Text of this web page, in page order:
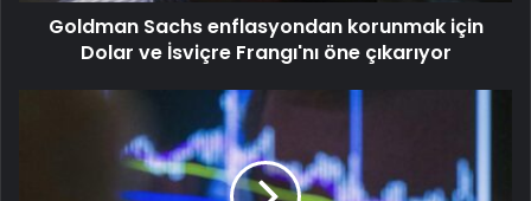
Goldman Sachs enflasyondan korunmak için
Dolar ve İsviçre Frangı'nı öne çıkarıyor